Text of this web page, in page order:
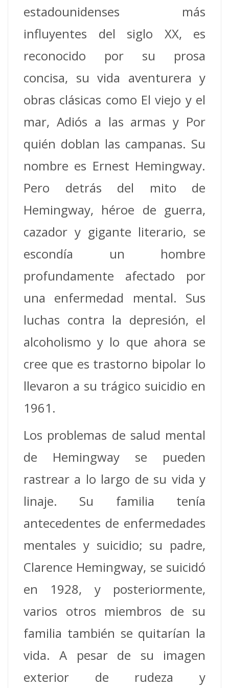
estadounidenses más
influyentes del siglo XX, es
reconocido por su prosa
concisa, su vida aventurera y
obras clásicas como El viejo y el
mar, Adiós a las armas y Por
quién doblan las campanas. Su
nombre es Ernest Hemingway.
Pero detrás del mito de
Hemingway, héroe de guerra,
cazador y gigante literario, se
escondía un hombre
profundamente afectado por
una enfermedad mental. Sus
luchas contra la depresión, el
alcoholismo y lo que ahora se
cree que es trastorno bipolar lo
llevaron a su trágico suicidio en
1961.
Los problemas de salud mental
de Hemingway se pueden
rastrear a lo largo de su vida y
linaje. Su familia tenía
antecedentes de enfermedades
mentales y suicidio; su padre,
Clarence Hemingway, se suicidó
en 1928, y posteriormente,
varios otros miembros de su
familia también se quitarían la
vida. A pesar de su imagen
exterior de rudeza y